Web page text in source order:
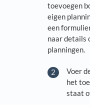
toevoegen
eigen
een
naar details
planningen.
Voer
het
staat